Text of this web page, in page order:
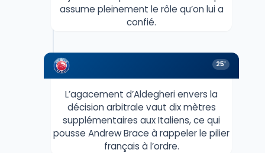
assume pleinement le rôle qu’on lui a
confié.
25'
L’agacement d’Aldegheri envers la
décision arbitrale vaut dix mètres
supplémentaires aux Italiens, ce qui
pousse Andrew Brace à rappeler le pilier
français à l’ordre.